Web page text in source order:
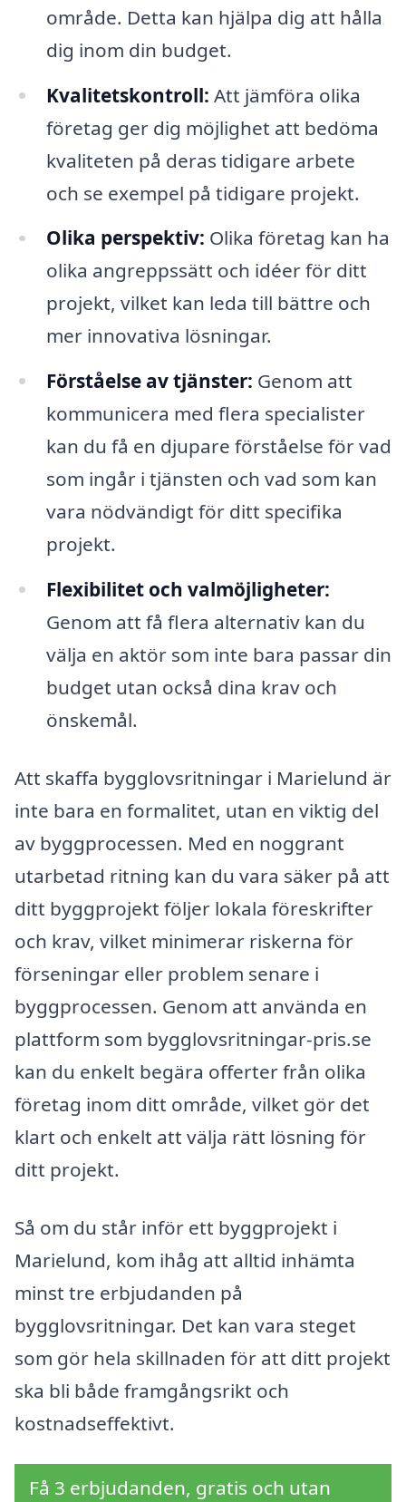
område. Detta kan hjälpa dig att hålla
dig inom din budget.
Kvalitetskontroll: Att jämföra olika
företag ger dig möjlighet att bedöma
kvaliteten på deras tidigare arbete
och se exempel på tidigare projekt.
Olika perspektiv: Olika företag kan ha
olika angreppssätt och idéer för ditt
projekt, vilket kan leda till bättre och
mer innovativa lösningar.
Förståelse av tjänster: Genom att
kommunicera med flera specialister
kan du få en djupare förståelse för vad
som ingår i tjänsten och vad som kan
vara nödvändigt för ditt specifika
projekt.
Flexibilitet och valmöjligheter:
Genom att få flera alternativ kan du
välja en aktör som inte bara passar din
budget utan också dina krav och
önskemål.
Att skaffa bygglovsritningar i Marielund är
inte bara en formalitet, utan en viktig del
av byggprocessen. Med en noggrant
utarbetad ritning kan du vara säker på att
ditt byggprojekt följer lokala föreskrifter
och krav, vilket minimerar riskerna för
förseningar eller problem senare i
byggprocessen. Genom att använda en
plattform som bygglovsritningar-pris.se
kan du enkelt begära offerter från olika
företag inom ditt område, vilket gör det
klart och enkelt att välja rätt lösning för
ditt projekt.
Så om du står inför ett byggprojekt i
Marielund, kom ihåg att alltid inhämta
minst tre erbjudanden på
bygglovsritningar. Det kan vara steget
som gör hela skillnaden för att ditt projekt
ska bli både framgångsrikt och
kostnadseffektivt.
Få 3 erbjudanden, gratis och utan